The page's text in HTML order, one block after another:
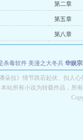
第二章
第五章
第八章
杀毒软件 美漫之大冬兵 华娱
市全能巨星 绝对交易 全职武
潘朵拉》情节跌宕起伏、扣人
本站所有小说为转载作品，所